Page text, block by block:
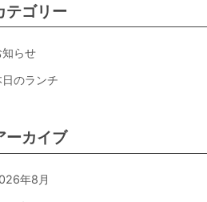
テゴリー
知らせ
日のランチ
ーカイブ
年8月